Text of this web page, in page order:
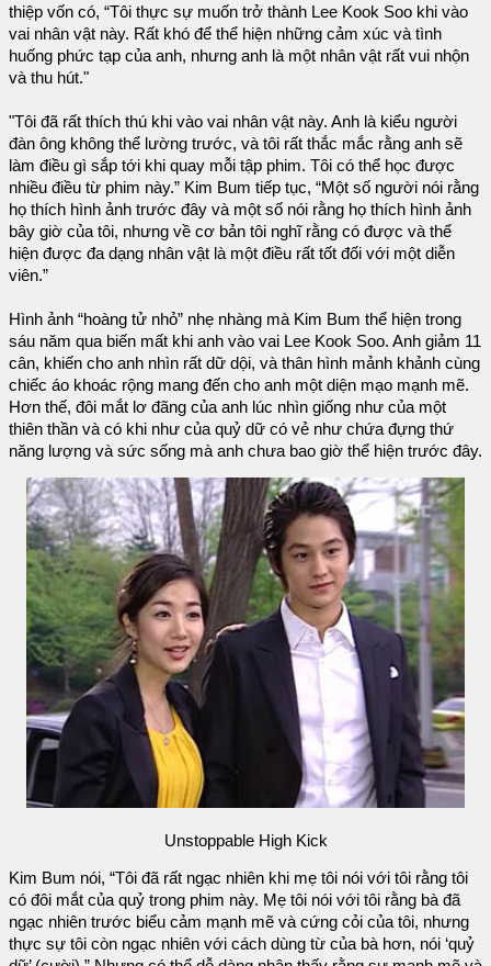
thiệp vốn có, “Tôi thực sự muốn trở thành Lee Kook Soo khi vào
vai nhân vật này. Rất khó để thể hiện những cảm xúc và tình
huống phức tạp của anh, nhưng anh là một nhân vật rất vui nhộn
và thu hút."
"Tôi đã rất thích thú khi vào vai nhân vật này. Anh là kiểu người
đàn ông không thể lường trước, và tôi rất thắc mắc rằng anh sẽ
làm điều gì sắp tới khi quay mỗi tập phim. Tôi có thể học được
nhiều điều từ phim này.” Kim Bum tiếp tục, “Một số người nói rằng
họ thích hình ảnh trước đây và một số nói rằng họ thích hình ảnh
bây giờ của tôi, nhưng về cơ bản tôi nghĩ rằng có được và thể
hiện được đa dạng nhân vật là một điều rất tốt đối với một diễn
viên.”
Hình ảnh “hoàng tử nhỏ” nhẹ nhàng mà Kim Bum thể hiện trong
sáu năm qua biến mất khi anh vào vai Lee Kook Soo. Anh giảm 11
cân, khiến cho anh nhìn rất dữ dội, và thân hình mảnh khảnh cùng
chiếc áo khoác rộng mang đến cho anh một diện mạo mạnh mẽ.
Hơn thế, đôi mắt lơ đãng của anh lúc nhìn giống như của một
thiên thần và có khi như của quỷ dữ có vẻ như chứa đựng thứ
năng lượng và sức sống mà anh chưa bao giờ thể hiện trước đây.
Unstoppable High Kick
Kim Bum nói, “Tôi đã rất ngạc nhiên khi mẹ tôi nói với tôi rằng tôi
có đôi mắt của quỷ trong phim này. Mẹ tôi nói với tôi rằng bà đã
ngạc nhiên trước biểu cảm mạnh mẽ và cứng cỏi của tôi, nhưng
thực sự tôi còn ngạc nhiên với cách dùng từ của bà hơn, nói ‘quỷ